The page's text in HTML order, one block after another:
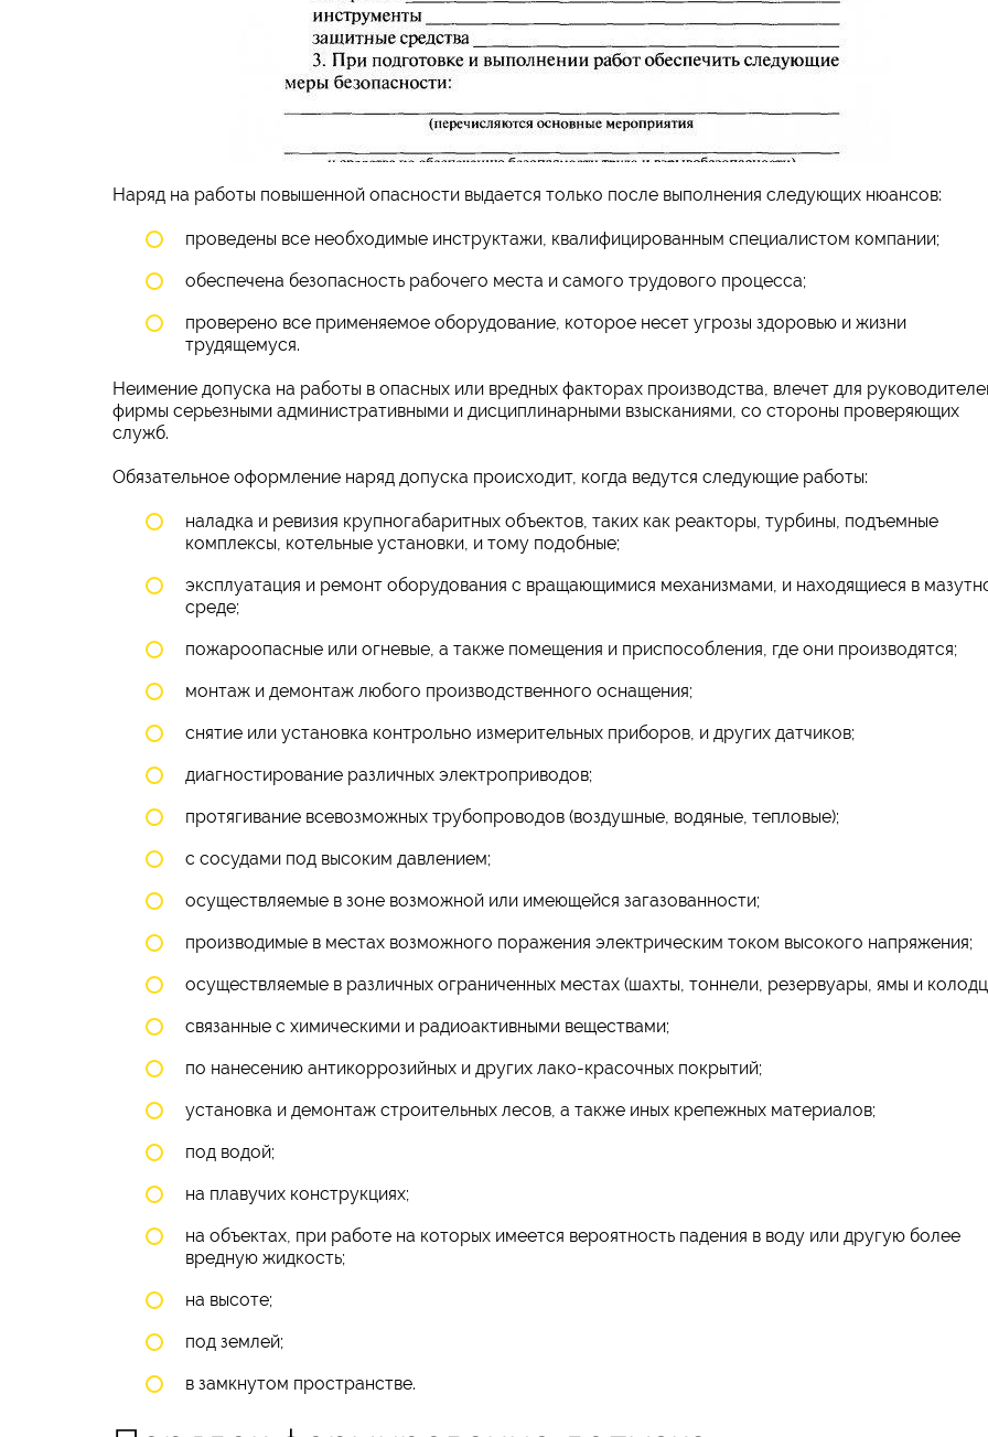
Наряд на работы повышенной опасности выдается только после выполнения следующих нюансов:
проведены все необходимые инструктажи, квалифицированным специалистом компании;
обеспечена безопасность рабочего места и самого трудового процесса;
проверено все применяемое оборудование, которое несет угрозы здоровью и жизни
трудящемуся.
Неимение допуска на работы в опасных или вредных факторах производства, влечет для
фирмы серьезными административными и дисциплинарными взысканиями, со стороны проверяющих
служб.
Обязательное оформление наряд допуска происходит, когда ведутся следующие работы:
наладка и ревизия крупногабаритных объектов, таких как реакторы, турбины, подъемные
комплексы, котельные установки, и тому подобные;
эксплуатация и ремонт оборудования с вращающимися механизмами, и находящиеся в
среде;
пожароопасные или огневые, а также помещения и приспособления, где они производятся;
монтаж и демонтаж любого производственного оснащения;
снятие или установка контрольно измерительных приборов, и других датчиков;
диагностирование различных электроприводов;
протягивание всевозможных трубопроводов (воздушные, водяные, тепловые);
с сосудами под высоким давлением;
осуществляемые в зоне возможной или имеющейся загазованности;
производимые в местах возможного поражения электрическим током высокого напряжения;
осуществляемые в различных ограниченных местах (шахты, тоннели, резервуары, ямы и
связанные с химическими и радиоактивными веществами;
по нанесению антикоррозийных и других лако-красочных покрытий;
установка и демонтаж строительных лесов, а также иных крепежных материалов;
под водой;
на плавучих конструкциях;
на объектах, при работе на которых имеется вероятность падения в воду или другую более
вредную жидкость;
на высоте;
под землей;
в замкнутом пространстве.